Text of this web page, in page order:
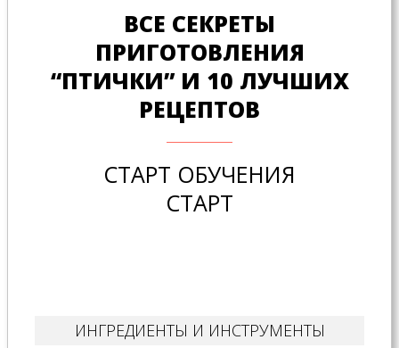
ВСЕ СЕКРЕТЫ
ПРИГОТОВЛЕНИЯ
“ПТИЧКИ” И 10 ЛУЧШИХ
РЕЦЕПТОВ
СТАРТ ОБУЧЕНИЯ
СТАРТ
ИНГРЕДИЕНТЫ И ИНСТРУМЕНТЫ